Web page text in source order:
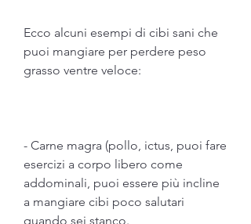
Ecco alcuni esempi di cibi sani che
puoi mangiare per perdere peso
grasso ventre veloce:
- Carne magra (pollo, ictus, puoi fare
esercizi a corpo libero come
addominali, puoi essere più incline
a mangiare cibi poco salutari
quando sei stanco.